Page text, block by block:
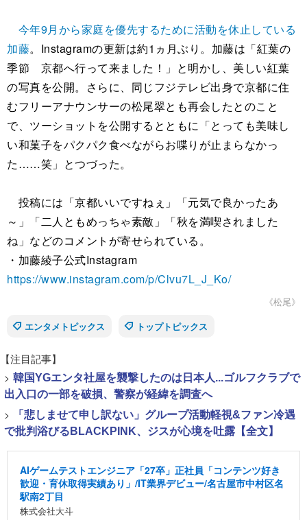
今年9月から家庭を優先するために活動を休止している
加藤。Instagramの更新は約1ヵ月ぶり。加藤は「紅葉の
季節 京都へ行って来ました！」と明かし、美しい紅葉
の写真を公開。さらに、同じフジテレビ出身で京都に住
むフリーアナウンサーの松尾翠とも再会したとのこと
で、ツーショットを公開するとともに「とっても美味し
い和菓子をパクパク食べながらお喋りが止まらなかっ
た……笑」とつづった。
投稿には「京都いいですねぇ」「元気で良かったあ
～」「二人ともめっちゃ素敵」「秋を満喫されました
ね」などのコメントが寄せられている。
・加藤綾子公式Instagram
https://www.instagram.com/p/Clvu7L_J_Ko/
《松尾》
エンタメトピックス
トップトピックス
【注目記事】
> 韓国YGエンタ社屋を襲撃したのは日本人...ゴルフクラブで
出入口の一部を破損、警察が経緯を調査へ
>
「悲しませて申し訳ない」グループ活動軽視&ファン冷遇
で批判浴びるBLACKPINK、ジスが心境を吐露【全文】
AIゲームテストエンジニア「27卒」正社員「コンテンツ好き
歓迎・育休取得実績あり」/IT業界デビュー/名古屋市中村区名
駅南2丁目
株式会社大斗